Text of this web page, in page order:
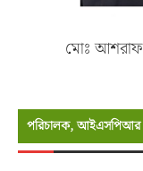
মোঃ আশরাফ
পরিচালক, আইএসপিআর